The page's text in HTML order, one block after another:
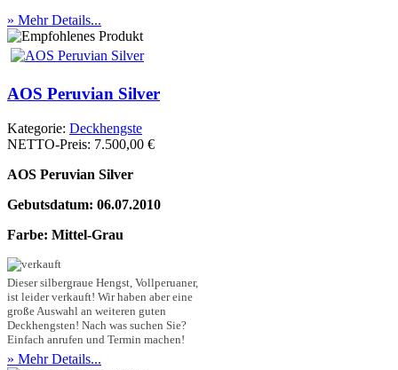
» Mehr Details...
AOS Peruvian Silver
Kategorie: Deckhengste
NETTO-Preis: 7.500,00 €
AOS Peruvian Silver
Gebutsdatum: 06.07.2010
Farbe: Mittel-Grau
Dieser silbergraue Hengst, Vollperuaner,
ist leider verkauft! Wir haben aber eine
große Auswahl an weiteren guten
Deckhengsten! Nach was suchen Sie?
Einfach anrufen und Termin machen!
» Mehr Details...